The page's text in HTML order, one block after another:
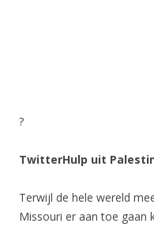
?
TwitterHulp uit
Terwijl de hele wereld
Missouri er aan toe gaan